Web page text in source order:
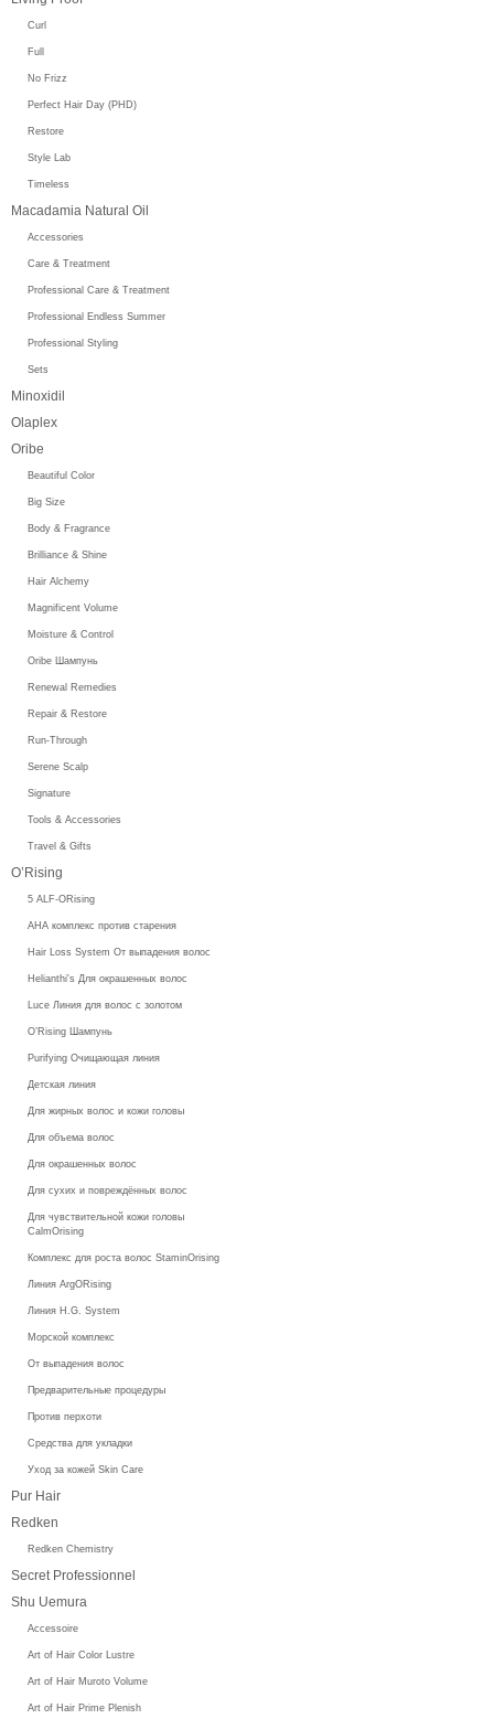
Curl
Full
No Frizz
Perfect Hair Day (PHD)
Restore
Style Lab
Timeless
Macadamia Natural Oil
Accessories
Care & Treatment
Professional Care & Treatment
Professional Endless Summer
Professional Styling
Sets
Minoxidil
Olaplex
Oribe
Beautiful Color
Big Size
Body & Fragrance
Brilliance & Shine
Hair Alchemy
Magnificent Volume
Moisture & Control
Oribe Шампунь
Renewal Remedies
Repair & Restore
Run-Through
Serene Scalp
Signature
Tools & Accessories
Travel & Gifts
O’Rising
5 ALF-ORising
AHA комплекс против старения
Hair Loss System От выпадения волос
Helianthi's Для окрашенных волос
Luce Линия для волос с золотом
O’Rising Шампунь
Purifying Очищающая линия
Детская линия
Для жирных волос и кожи головы
Для объема волос
Для окрашенных волос
Для сухих и повреждённых волос
Для чувствительной кожи головы
CalmOrising
Комплекс для роста волос StaminOrising
Линия ArgORising
Линия H.G. System
Морской комплекс
От выпадения волос
Предварительные процедуры
Против перхоти
Средства для укладки
Уход за кожей Skin Care
Pur Hair
Redken
Redken Chemistry
Secret Professionnel
Shu Uemura
Accessoire
Art of Hair Color Lustre
Art of Hair Muroto Volume
Art of Hair Prime Plenish